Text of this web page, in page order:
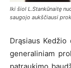
Iki šiol L.Stankūnaitę
saugojo aukščiausi
Drąsiaus
generaliniam